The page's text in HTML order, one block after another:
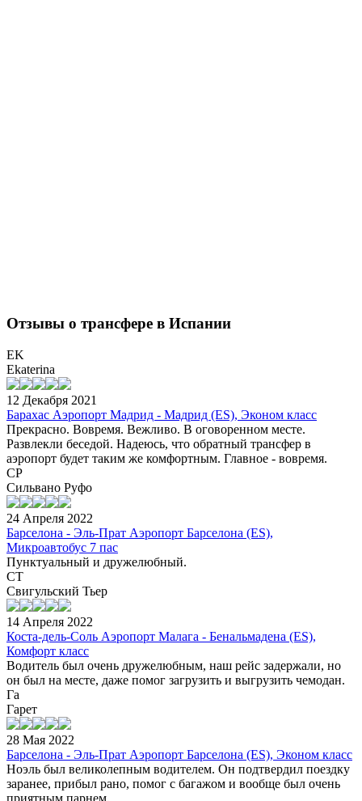
Отзывы о трансфере в Испании
EK
Ekaterina
12 Декабря 2021
Барахас Аэропорт Мадрид - Мадрид (ES), Эконом класс
Прекрасно. Вовремя. Вежливо. В оговоренном месте.
Развлекли беседой. Надеюсь, что обратный трансфер в
аэропорт будет таким же комфортным. Главное - вовремя.
СР
Сильвано Руфо
24 Апреля 2022
Барселона - Эль-Прат Аэропорт Барселона (ES),
Микроавтобус 7 пас
Пунктуальный и дружелюбный.
СТ
Свигульский Тьер
14 Апреля 2022
Коста-дель-Соль Аэропорт Малага - Бенальмадена (ES),
Комфорт класс
Водитель был очень дружелюбным, наш рейс задержали, но
он был на месте, даже помог загрузить и выгрузить чемодан.
Га
Гарет
28 Мая 2022
Барселона - Эль-Прат Аэропорт Барселона (ES), Эконом класс
Ноэль был великолепным водителем. Он подтвердил поездку
заранее, прибыл рано, помог с багажом и вообще был очень
приятным парнем.